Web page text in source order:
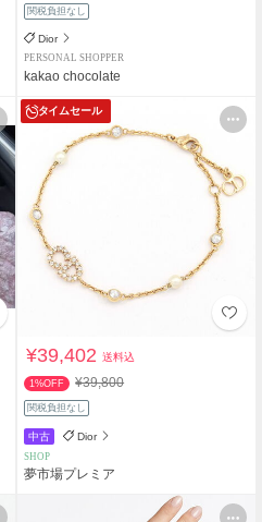
関税負担なし
Dior
PERSONAL SHOPPER
kakao chocolate
タイムセール
¥39,402送料込
1%OFF ¥39,800
関税負担なし
中古 Dior
SHOP
夢市場プレミア